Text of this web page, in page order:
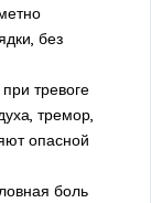
без
при тревоге
тремор,
опасной
боль